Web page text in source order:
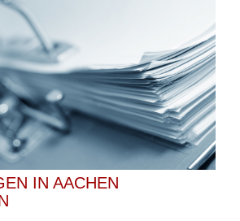
IN AACHEN